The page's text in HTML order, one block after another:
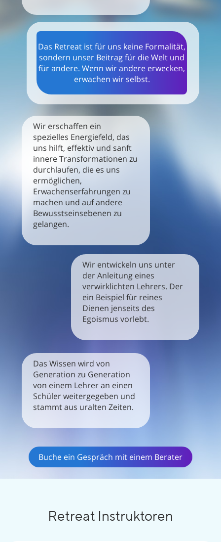
Das Retreat ist für uns keine Formalität,
sondern unser Beitrag für die Welt und
für andere. Wenn wir andere erwecken,
erwachen wir selbst.
Wir erschaffen ein
spezielles Energiefeld, das
uns hilft, effektiv und sanft
innere Transformationen zu
durchlaufen, die es uns
ermöglichen,
Erwachenserfahrungen zu
machen und auf andere
Bewusstseinsebenen zu
gelangen.
Das Wissen wird von
Generation zu Generation
von einem Lehrer an einen
Schüler weitergegeben und
stammt aus uralten Zeiten.
Wir entwickeln uns unter
der Anleitung eines
verwirklichten Lehrers. Der
ein Beispiel für reines
Dienen jenseits des
Egoismus vorlebt.
Buche ein Gespräch mit einem Berater
Retreat Instruktoren